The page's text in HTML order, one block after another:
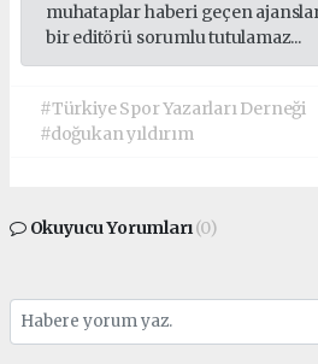
muhataplar haberi geçen
bir editörü sorumlu tutulamaz...
#Türkiye Spor Yazarları Derneği
#doğukan yıldırım
Okuyucu Yorumları(0)